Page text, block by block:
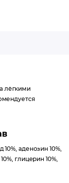
лёгкими
аденозин 10%,
глицерин 10%,